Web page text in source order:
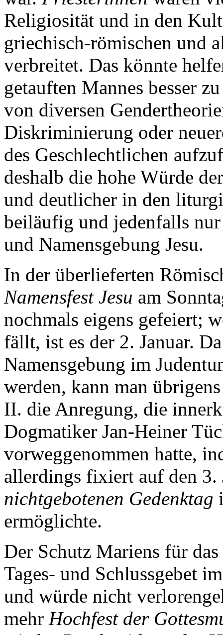
Religiosität und in den
griechisch-römischen und
verbreitet. Das könnte
getauften Mannes besser
von diversen
Diskriminierung oder
des Geschlechtlichen
deshalb die hohe Würde
und deutlicher in den
beiläufig und jedenfalls
und Namensgebung Jesu.
In der überlieferten
Namensfest Jesu am
nochmals eigens gefeiert;
fällt, ist es der 2. Januar.
Namensgebung im
werden, kann man
II. die Anregung, die
Dogmatiker Jan-Heiner
vorweggenommen hatte,
allerdings fixiert auf den 3.
nichtgebotenen Gedenktag
ermöglichte.
Der Schutz Mariens für
Tages- und Schlussgebet
und würde nicht
mehr Hochfest der